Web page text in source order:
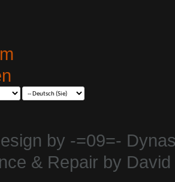
by -=09=-
& Repair by